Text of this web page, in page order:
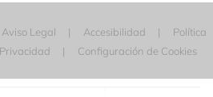
Aviso Legal Accesibilidad
Política
Configuración de Cookies